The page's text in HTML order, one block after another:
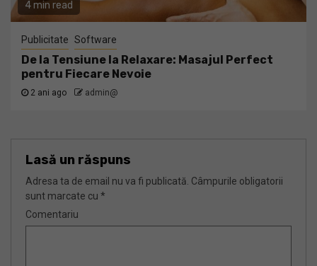
4 min read
Publicitate Software
De la Tensiune la Relaxare: Masajul Perfect
pentru Fiecare Nevoie
2 ani ago admin@
Lasă un răspuns
Adresa ta de email nu va fi publicată. Câmpurile obligatorii
sunt marcate cu *
Comentariu